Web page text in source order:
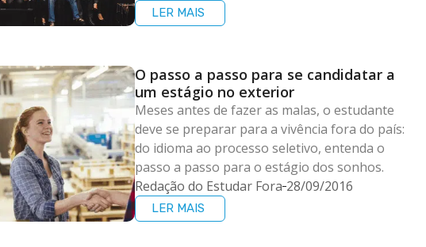
LER MAIS
O passo a passo para se candidatar a
um estágio no exterior
Meses antes de fazer as malas, o estudante
deve se preparar para a vivência fora do país:
do idioma ao processo seletivo, entenda o
passo a passo para o estágio dos sonhos.
Redação do Estudar Fora 28/09/2016
LER MAIS